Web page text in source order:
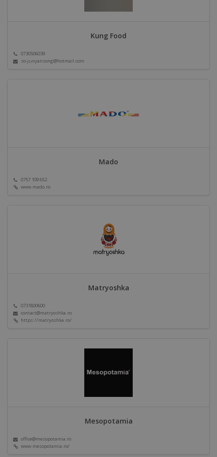
Kung Food
0730506039
so-junyansong@hotmail.com
Mado
0757 109 652
www.mado.ro
Matryoshka
0731800600
contact@matryoshka.ro
https://matryoshka.ro/
Mesopotamia
office@mesopotamia.ro
www.mesopotamia.ro/